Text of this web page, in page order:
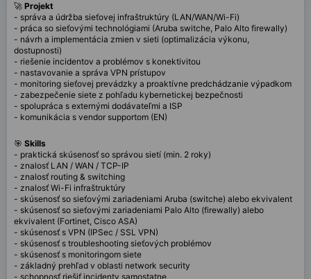
🚀 Projekt
- správa a údržba sieťovej infraštruktúry (LAN/WAN/Wi-Fi)
- práca so sieťovými technológiami (Aruba switche, Palo Alto firewally)
- návrh a implementácia zmien v sieti (optimalizácia výkonu,
dostupnosti)
- riešenie incidentov a problémov s konektivitou
- nastavovanie a správa VPN prístupov
- monitoring sieťovej prevádzky a proaktívne predchádzanie výpadkom
- zabezpečenie siete z pohľadu kybernetickej bezpečnosti
- spolupráca s externými dodávateľmi a ISP
- komunikácia s vendor supportom (EN)
🎯 Skills
- praktická skúsenosť so správou sietí (min. 2 roky)
- znalosť LAN / WAN / TCP-IP
- znalosť routing & switching
- znalosť Wi-Fi infraštruktúry
- skúsenosť so sieťovými zariadeniami Aruba (switche) alebo ekvivalent
- skúsenosť so sieťovými zariadeniami Palo Alto (firewally) alebo
ekvivalent (Fortinet, Cisco ASA)
- skúsenosť s VPN (IPSec / SSL VPN)
- skúsenosť s troubleshooting sieťových problémov
- skúsenosť s monitoringom siete
- základný prehľad v oblasti network security
- schopnosť riešiť incidenty samostatne